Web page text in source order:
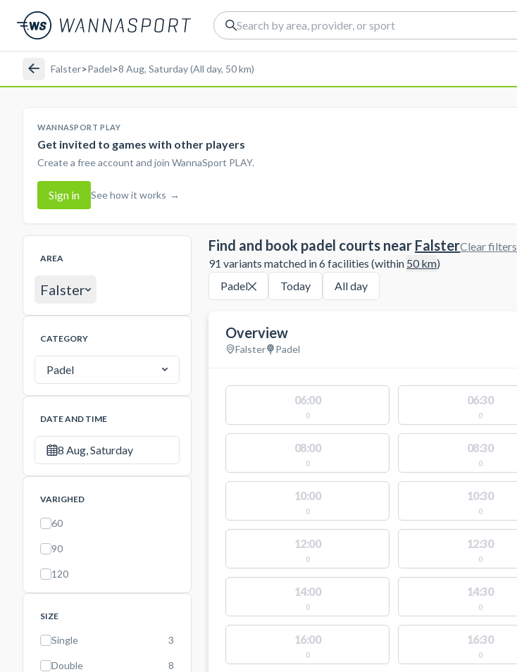
Falster>Padel>8 Aug, Saturday (All day, 50 km)
WANNASPORT PLAY
Get invited to games with other players
Create a free account and join WannaSport PLAY.
Sign in See how it works →
AREA
Falster
CATEGORY
Padel
DATE AND TIME
8 Aug, Saturday
VARIGHED
60
90
120
SIZE
Single 3
Double 8
Find and book padel courts near Falster
91 variants matched in 6 facilities (within 50km)
Clear filters
Padel Today All day
Overview
Falster Padel
06:00
0
06:30
0
08:00
0
08:30
0
10:00
0
10:30
0
12:00
0
12:30
0
14:00
0
14:30
0
16:00
0
16:30
0